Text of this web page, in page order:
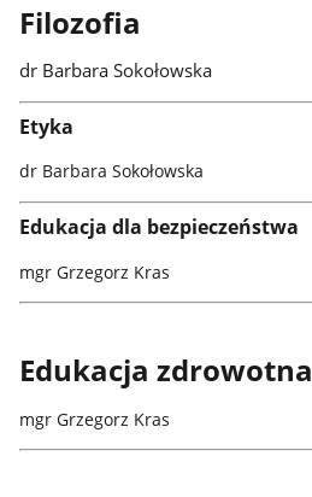
Filozofia
dr Barbara Sokołowska
Etyka
dr Barbara Sokołowska
Edukacja dla bezpieczeństwa
mgr Grzegorz Kras
Edukacja zdrowotna
mgr Grzegorz Kras